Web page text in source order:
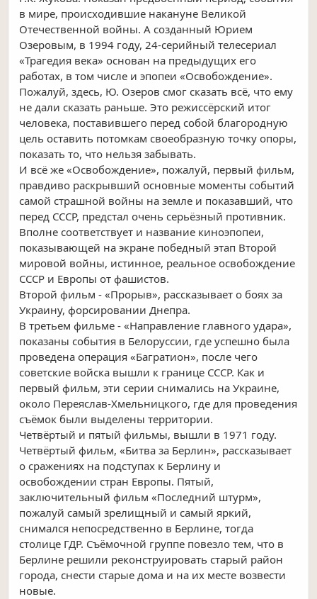
в мире, происходившие накануне Великой
Отечественной войны. А созданный Юрием
Озеровым, в 1994 году, 24-серийный телесериал
«Трагедия века» основан на предыдущих его
работах, в том числе и эпопеи «Освобождение».
Пожалуй, здесь, Ю. Озеров смог сказать всё, что ему
не дали сказать раньше. Это режиссёрский итог
человека, поставившего перед собой благородную
цель оставить потомкам своеобразную точку опоры,
показать то, что нельзя забывать.
И всё же «Освобождение», пожалуй, первый фильм,
правдиво раскрывший основные моменты событий
самой страшной войны на земле и показавший, что
перед СССР, предстал очень серьёзный противник.
Вполне соответствует и название киноэпопеи,
показывающей на экране победный этап Второй
мировой войны, истинное, реальное освобождение
СССР и Европы от фашистов.
Второй фильм - «Прорыв», рассказывает о боях за
Украину, форсировании Днепра.
В третьем фильме - «Направление главного удара»,
показаны события в Белоруссии, где успешно была
проведена операция «Багратион», после чего
советские войска вышли к границе СССР. Как и
первый фильм, эти серии снимались на Украине,
около Переяслав-Хмельницкого, где для проведения
съёмок были выделены территории.
Четвёртый и пятый фильмы, вышли в 1971 году.
Четвёртый фильм, «Битва за Берлин», рассказывает
о сражениях на подступах к Берлину и
освобождении стран Европы. Пятый,
заключительный фильм «Последний штурм»,
пожалуй самый зрелищный и самый яркий,
снимался непосредственно в Берлине, тогда
столице ГДР. Съёмочной группе повезло тем, что в
Берлине решили реконструировать старый район
города, снести старые дома и на их месте возвести
новые.